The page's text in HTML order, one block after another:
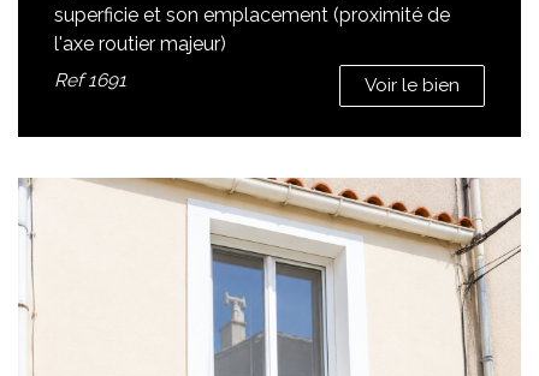
superficie et son emplacement (proximité de
l'axe routier majeur)
Ref1691 Voir le bien